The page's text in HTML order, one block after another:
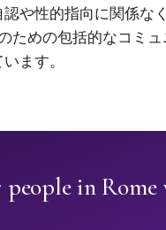
や性的指向に関係な
ための包括的なコミ
ます。
people in